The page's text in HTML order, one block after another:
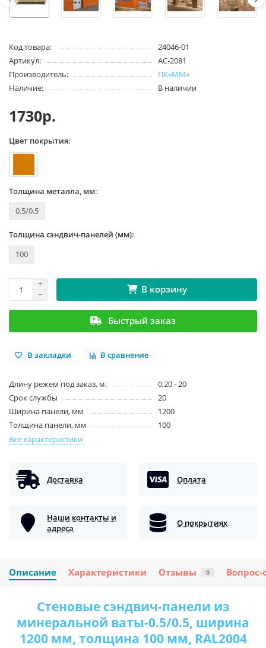
Код товара:
24046-01
Артикул:
АС-2081
Производитель:
ПК«ММ»
Наличие:
В наличии
1730р.
Цвет покрытия:
Толщина металла, мм:
0.5/0.5
Толщина сэндвич-панелей (мм):
100
В корзину
Быстрый заказ
В закладки В сравнение
Длину режем под заказ, м.
0,20 - 20
Срок службы
20
Ширина панели, мм
1200
Толщина панели, мм
100
Все характеристики
Доставка Оплата
Наши контакты и
адреса
О покрытиях
Описание Характеристики Отзывы 0 Вопрос-
Стеновые сэндвич-панели из
минеральной ваты-0.5/0.5, ширина
1200 мм, толщина 100 мм, RAL2004